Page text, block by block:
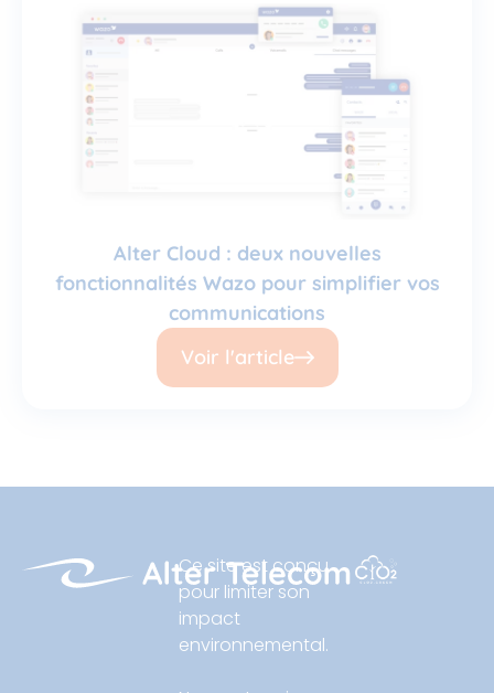
Alter Cloud : deux nouvelles
fonctionnalités Wazo pour simplifier vos
communications
Voir l'article
Ce site est conçu
pour limiter son
impact
environnemental.